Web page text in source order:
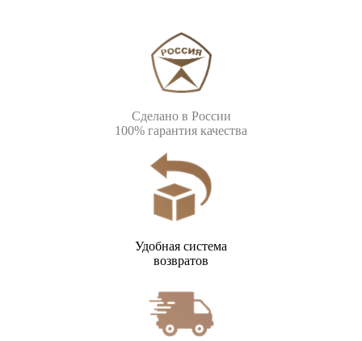
Сделано в России
100% гарантия качества
Удобная система
возвратов